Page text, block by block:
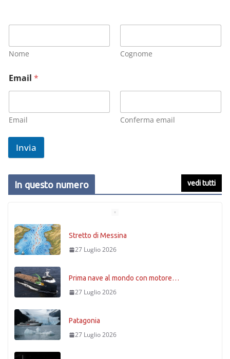
Nome Cognome
Email *
Email Conferma email
Invia
In questo numero vedi tutti
Stretto di Messina
27 Luglio 2026
Prima nave al mondo con motore…
27 Luglio 2026
Patagonia
27 Luglio 2026